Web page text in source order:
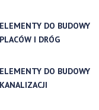
ELEMENTY DO BUDOWY
PLACÓW I DRÓG
ELEMENTY DO BUDOWY
KANALIZACJI